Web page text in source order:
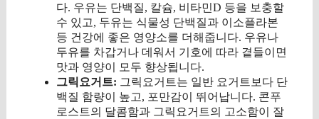
다. 우유는 단백질, 칼슘, 비타민D 등을 보충할
수 있고, 두유는 식물성 단백질과 이소플라본
등 건강에 좋은 영양소를 더해줍니다. 우유나
두유를 차갑거나 데워서 기호에 따라 곁들이면
맛과 영양이 모두 향상됩니다.
그릭요거트: 그릭요거트는 일반 요거트보다 단
백질 함량이 높고, 포만감이 뛰어납니다. 콘푸
로스트의 달콤함과 그릭요거트의 고소함이 잘